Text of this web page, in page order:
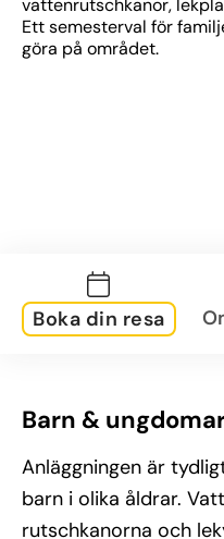
vattenrutschkanor,
Ett semesterval för
göra på området.
Boka din resa
Barn &
Anläggningen är
barn i olika åldrar.
rutschkanorna och